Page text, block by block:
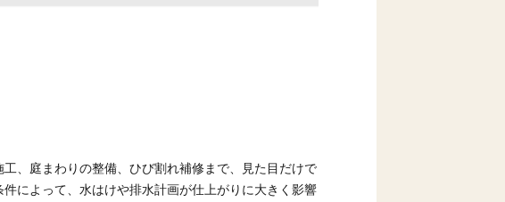
、庭まわりの整備、ひび割れ補修まで、見た目だけで
によって、水はけや排水計画が仕上がりに大きく影響